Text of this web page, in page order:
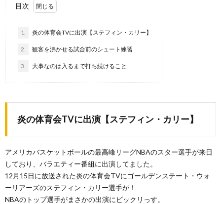
目次
1. 炎の体育会TVに出演【ステフィン・カリー】
2. 観客を沸かせる試合前のシュート練習
3. 大事なのは入るまで打ち続けること
炎の体育会TVに出演【ステフィン・カリー】
アメリカバスケットボールの最高峰リーグNBAのスター選手が来日
しており、バラエティー番組に出演してました。
12月15日に放送された炎の体育会TVにゴールデンステート・ウォ
ーリアーズのステフィン・カリー選手が！
NBAのトップ選手がまさかの出演にビックリっす。